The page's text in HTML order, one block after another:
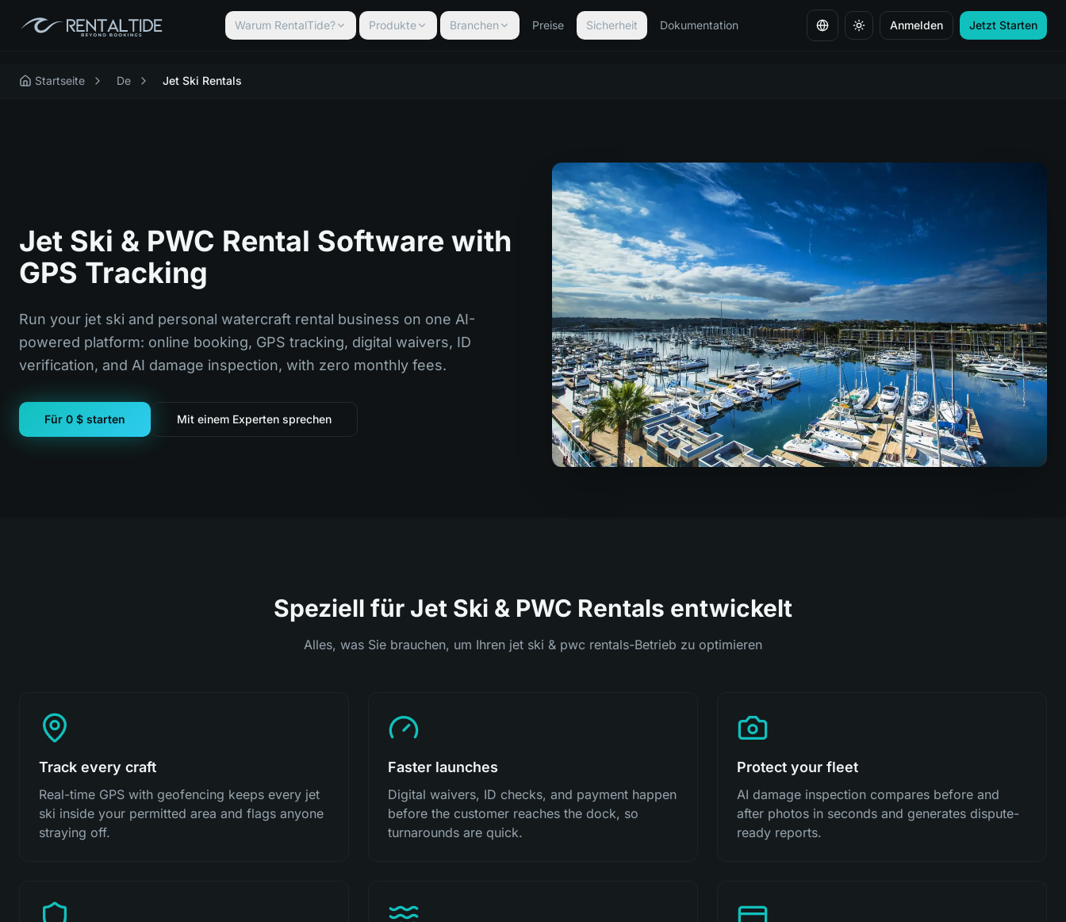
Warum RentalTide? Produkte Branchen Preise Sicherheit Dokumentation Sprache ändernAnmelden Jetzt Starten
Startseite De Jet Ski Rentals
Jet Ski & PWC Rental Software with
GPS Tracking
Run your jet ski and personal watercraft rental business on one AI-
powered platform: online booking, GPS tracking, digital waivers, ID
verification, and AI damage inspection, with zero monthly fees.
Für 0 $ starten Mit einem Experten sprechen
Speziell für Jet Ski & PWC Rentals entwickelt
Alles, was Sie brauchen, um Ihren jet ski & pwc rentals-Betrieb zu optimieren
Track every craft
Real-time GPS with geofencing keeps every jet
ski inside your permitted area and flags anyone
straying off.
Faster launches
Digital waivers, ID checks, and payment happen
before the customer reaches the dock, so
turnarounds are quick.
Protect your fleet
AI damage inspection compares before and
after photos in seconds and generates dispute-
ready reports.